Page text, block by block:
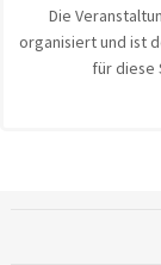
Die
organisiert und ist
für diese